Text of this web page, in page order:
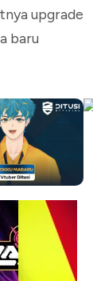
upgrade
baru